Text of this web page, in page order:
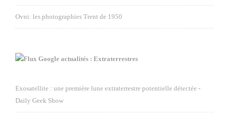
Ovni: les photographies Trent de 1950
Google actualités : Extraterrestres
Exosatellite : une première lune extraterrestre potentielle détectée -
Daily Geek Show